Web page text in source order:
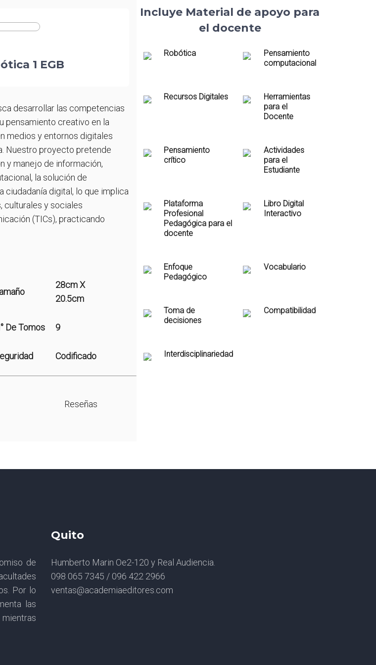
-
y
1 EGB
desarrollar las competencias
pensamiento creativo en la
medios y entornos digitales
Nuestro proyecto pretende
y manejo de información,
la solución de
ciudadanía digital, lo que implica
culturales y sociales
(TICs), practicando
28cm X
20.5cm
De Tomos 9
Codificado
Reseñas
Incluye Material de apoyo para
el docente
Robótica
Pensamiento
computacional
Recursos Digitales
Herramientas
para el
Docente
Pensamiento
crítico
Actividades
para el
Estudiante
Plataforma
Profesional
Pedagógica para el
docente
Libro Digital
Interactivo
Enfoque
Pedagógico
Vocabulario
Toma de
decisiones
Compatibilidad
Interdisciplinariedad
de
Por lo
las
Quito
Humberto Marin Oe2-120 y Real Audiencia.
098 065 7345 / 096 422 2966
ventas@academiaeditores.com